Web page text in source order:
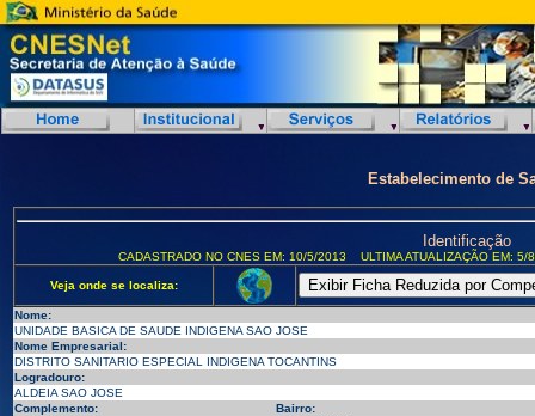
Estabelecimento de
Identificação
CADASTRADO NO CNES EM: 10/5/2013 ULTIMA ATUALIZAÇÃO EM:
Veja onde se localiza:
Nome:
UNIDADE BASICA DE SAUDE INDIGENA SAO JOSE
Nome Empresarial:
DISTRITO SANITARIO ESPECIAL INDIGENA TOCANTINS
Logradouro:
ALDEIA SAO JOSE
Complemento:
Bairro: